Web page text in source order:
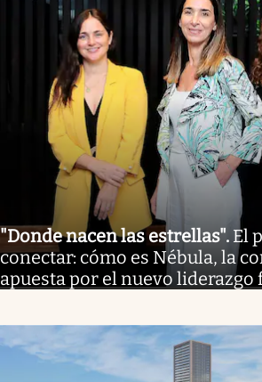
"Donde nacen las estrellas". El
conectar: cómo es Nébula, la
apuesta por el nuevo liderazgo